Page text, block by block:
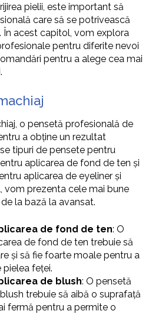
pielii, este important să
care să se potrivească
acest capitol, vom explora
pentru diferite nevoi
pentru a alege cea mai
o pensetă profesională de
a obține un rezultat
tipuri de pensete pentru
aplicarea de fond de ten și
aplicarea de eyeliner și
vom prezenta cele mai bune
la bază la avansat.
de fond de ten: O
de fond de ten trebuie să
și să fie foarte moale pentru a
feței.
de blush: O pensetă
trebuie să aibă o suprafață
fermă pentru a permite o